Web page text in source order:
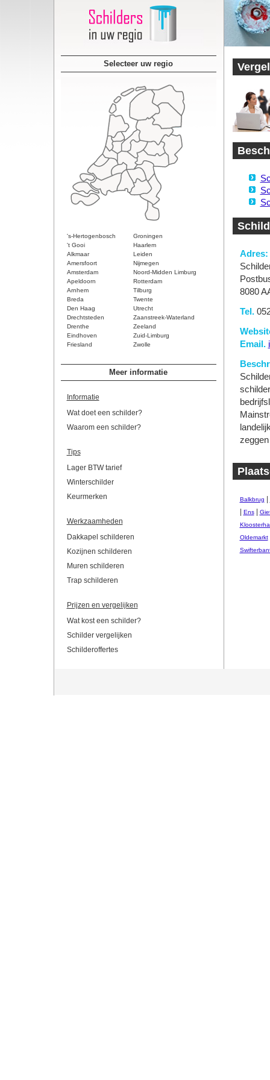
Selecteer uw regio
's-Hertogenbosch
Groningen
't Gooi
Haarlem
Alkmaar
Leiden
Amersfoort
Nijmegen
Amsterdam
Noord-Midden Limburg
Apeldoorn
Rotterdam
Arnhem
Tilburg
Breda
Twente
Den Haag
Utrecht
Drechtsteden
Zaanstreek-Waterland
Drenthe
Zeeland
Eindhoven
Zuid-Limburg
Friesland
Zwolle
Meer informatie
Informatie
Wat doet een schilder?
Waarom een schilder?
Tips
Lager BTW tarief
Winterschilder
Keurmerken
Werkzaamheden
Dakkapel schilderen
Kozijnen schilderen
Muren schilderen
Trap schilderen
Prijzen en vergelijken
Wat kost een schilder?
Schilder vergelijken
Schilderoffertes
Adres:
8080
Tel.
Email.
Balkbrug
Ens|
Oldemarkt